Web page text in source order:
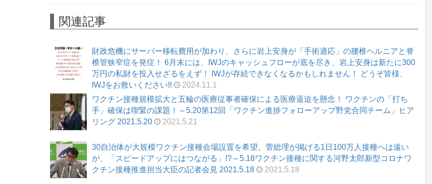
関連記事
財政危機にサーバー移転費用が加わり、さらに岩上安身が「手術適応」の腰椎ヘルニアと脊
椎管狭窄症を発症！ 6月末には、IWJのキャッシュフローが底を尽き、岩上安身は新たに300
万円の私財を投入せざるをえず！ IWJが存続できなくなるかもしれません！ どうぞ皆様、
IWJをお救いください!!
2024.11.1
ワクチン接種規模拡大と五輪の医療従事者確保による医療逼迫を懸念！ ワクチンの「打ち
手」確保は喫緊の課題！～5.20第12回「ワクチン進捗フォローアップ野党合同チーム」ヒア
リング 2021.5.20
2021.5.21
30自治体が大規模ワクチン接種会場設置を希望。菅総理が掲げる1日100万人接種へは遠い
が、「スピードアップにはつながる」!?～5.18ワクチン接種に関する河野太郎新型コロナワ
クチン接種推進担当大臣の記者会見 2021.5.18
2021.5.18